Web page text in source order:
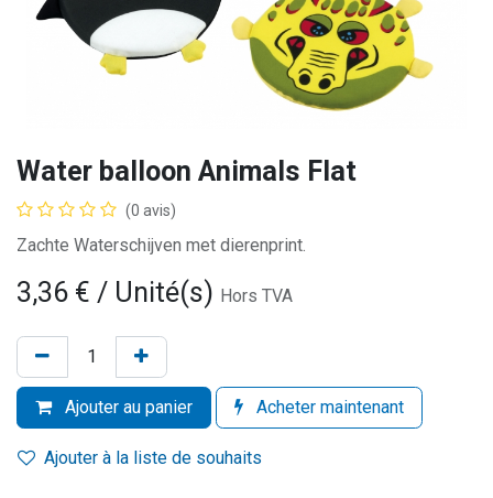
Water balloon Animals Flat
(0 avis)
Zachte Waterschijven met dierenprint.
3,36 € / Unité(s) Hors TVA
Ajouter au panier Acheter maintenant
Ajouter à la liste de souhaits